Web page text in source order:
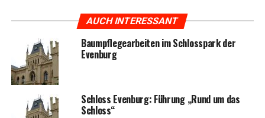
AUCH INTERESSANT
Baum­pfle­ge­ar­bei­ten im Schloss­park der
Evenburg
Schloss Even­burg: Füh­rung „Rund um das
Schloss“